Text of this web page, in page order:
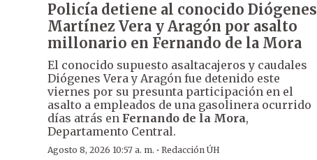
Policía detiene al conocido Diógenes
Martínez Vera y Aragón por asalto
millonario en Fernando de la Mora
El conocido supuesto asaltacajeros y caudales
Diógenes Vera y Aragón fue detenido este
viernes por su presunta participación en el
asalto a empleados de una gasolinera ocurrido
días atrás en Fernando de la Mora,
Departamento Central.
Agosto 8, 2026 10:57 a. m. · Redacción ÚH